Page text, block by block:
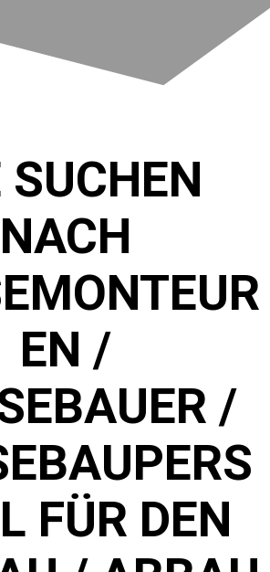
SUCHEN
NACH
EN /
/
FÜR DEN